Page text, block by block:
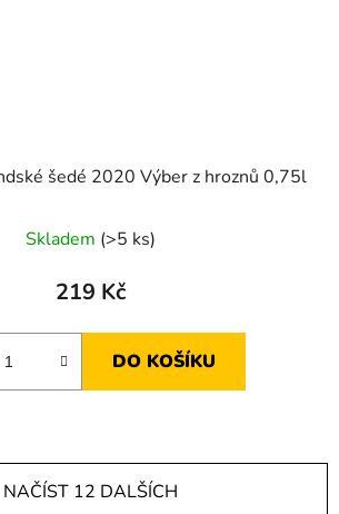
šedé 2020 Výber z hroznů 0,75l
Skladem (>5 ks)
219 Kč
DO KOŠÍKU
NAČÍST 12 DALŠÍCH